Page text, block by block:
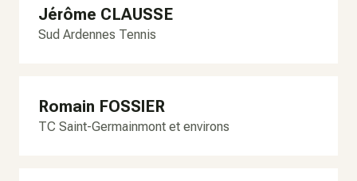
Jérôme CLAUSSE
Sud Ardennes Tennis
Romain FOSSIER
TC Saint-Germainmont et environs